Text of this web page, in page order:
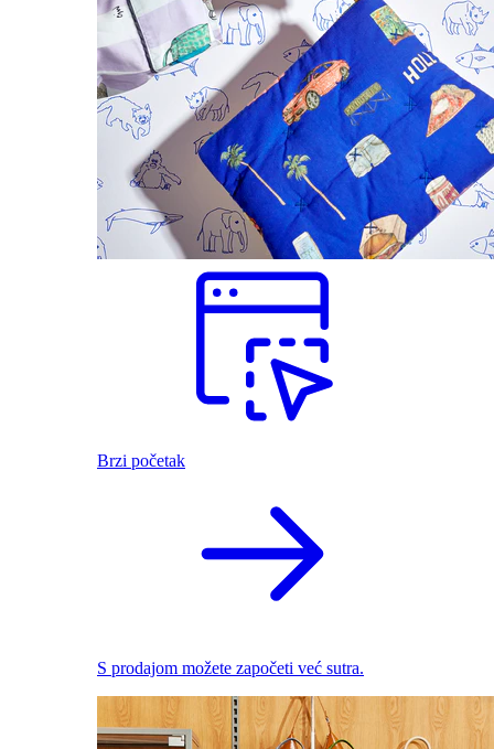
Brzi početak
S prodajom možete započeti već sutra.